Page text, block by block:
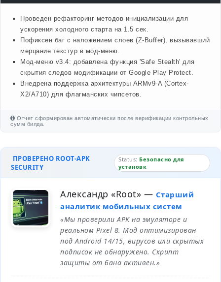
Проведен рефакторинг методов инициализации для
ускорения холодного старта на 1.5 сек.
Пофиксен баг с наложением слоев (Z-Buffer), вызывавший
мерцание текстур в мод-меню.
Мод-меню v3.4: добавлена функция 'Safe Stealth' для
скрытия следов модификации от Google Play Protect.
Внедрена поддержка архитектуры ARMv9-A (Cortex-
X2/A710) для флагманских чипсетов.
Отчет сформирован автоматически после верификации контрольных
сумм билда.
ПРОВЕРЕНО ROOT-APK
SECURITY
Status: Безопасно для
установк
Александр «Root» — Старший
аналитик мобильных систем
«Мы проверили APK на эмуляторе и
реальном Pixel 8. Мод оптимизирован
под Android 14/15, вирусов или скрытых
подписок не обнаружено. Скрипт
защиты от бана активен.»